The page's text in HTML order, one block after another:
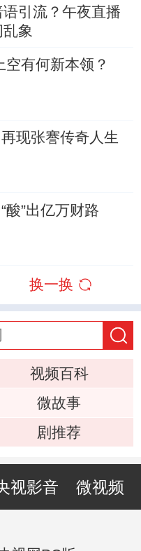
语引流？午夜直播
乱象
空有何新本领？
现张謇传奇人生
酸”出亿万财路
换一换
视频百科
微故事
剧推荐
视影音 微视频